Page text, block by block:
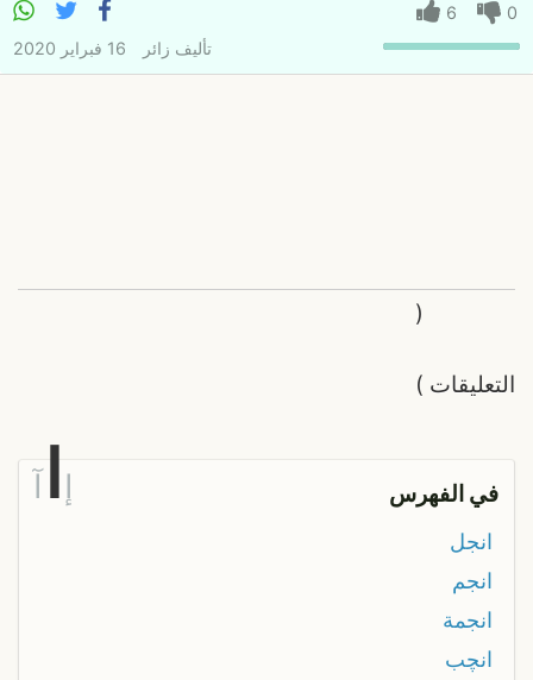
0
6
تأليف زائر 16 فبراير 2020
التعليقات
(
)
في الفهرس إ آ
انجل
انجم
انجمة
انچب